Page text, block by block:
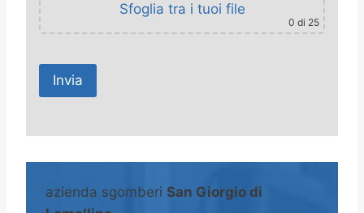
Sfoglia tra i tuoi file
0 di 25
A
eazienda sgomberi San Giorgio di